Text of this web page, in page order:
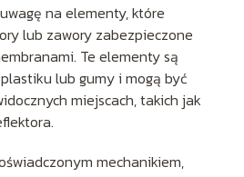
na elementy, które
lub zawory zabezpieczone
Te elementy są
lub gumy i mogą być
miejscach, takich jak
mechanikiem,